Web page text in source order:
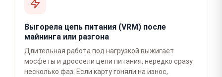
Выгорела цепь питания (VRM) после
майнинга или разгона
Длительная работа под нагрузкой выжигает
мосфеты и дроссели цепи питания, нередко сразу
несколько фаз. Если карту гоняли на износ,